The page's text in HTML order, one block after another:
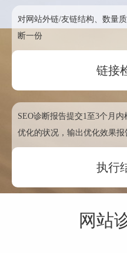
对网站外链/友链结构、数量
断一份
链接
SEO诊断报告提交1至3个月
优化的状况，输出优化效果报
执行
网站